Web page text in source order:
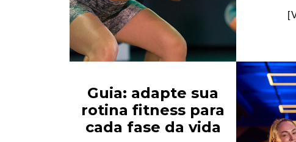
Guia: adapte sua
rotina fitness para
cada fase da vida